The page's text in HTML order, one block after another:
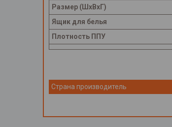
Размер (ШхВхГ)
Ящик для белья
Плотность ППУ
Страна производитель